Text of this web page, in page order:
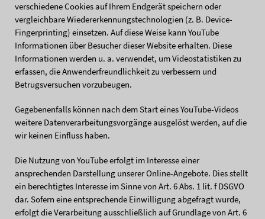
verschiedene Cookies auf Ihrem Endgerät speichern oder
vergleichbare Wiedererkennungstechnologien (z. B. Device-
Fingerprinting) einsetzen. Auf diese Weise kann YouTube
Informationen über Besucher dieser Website erhalten. Diese
Informationen werden u. a. verwendet, um Videostatistiken zu
erfassen, die Anwenderfreundlichkeit zu verbessern und
Betrugsversuchen vorzubeugen.
Gegebenenfalls können nach dem Start eines YouTube-Videos
weitere Datenverarbeitungsvorgänge ausgelöst werden, auf die
wir keinen Einfluss haben.
Die Nutzung von YouTube erfolgt im Interesse einer
ansprechenden Darstellung unserer Online-Angebote. Dies stellt
ein berechtigtes Interesse im Sinne von Art. 6 Abs. 1 lit. f DSGVO
dar. Sofern eine entsprechende Einwilligung abgefragt wurde,
erfolgt die Verarbeitung ausschließlich auf Grundlage von Art. 6